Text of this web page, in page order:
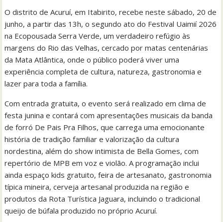
O distrito de Acuruí, em Itabirito, recebe neste sábado, 20 de
junho, a partir das 13h, o segundo ato do Festival Uaimií 2026
na Ecopousada Serra Verde, um verdadeiro refúgio às
margens do Rio das Velhas, cercado por matas centenárias
da Mata Atlântica, onde o público poderá viver uma
experiência completa de cultura, natureza, gastronomia e
lazer para toda a família.
Com entrada gratuita, o evento será realizado em clima de
festa junina e contará com apresentações musicais da banda
de forró De Pais Pra Filhos, que carrega uma emocionante
história de tradição familiar e valorização da cultura
nordestina, além do show intimista de Bella Gomes, com
repertório de MPB em voz e violão. A programação inclui
ainda espaço kids gratuito, feira de artesanato, gastronomia
típica mineira, cerveja artesanal produzida na região e
produtos da Rota Turística Jaguara, incluindo o tradicional
queijo de búfala produzido no próprio Acuruí.